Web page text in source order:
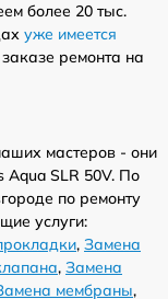
более 20 тыс.
уже имеется
ремонта на
мастеров - они
Aqua SLR 50V. По
по ремонту
услуги:
, Замена
, Замена
мембраны,